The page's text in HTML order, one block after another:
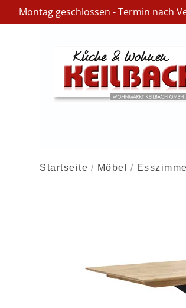
Montag geschlossen - Termin nach
Startseite Möbel